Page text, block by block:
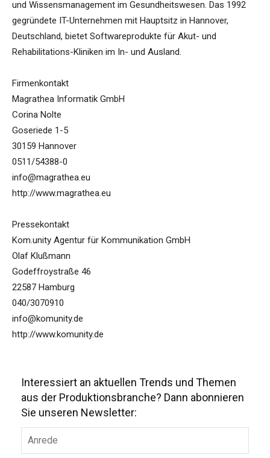
und Wissensmanagement im Gesundheitswesen. Das 1992
gegründete IT-Unternehmen mit Hauptsitz in Hannover,
Deutschland, bietet Softwareprodukte für Akut- und
Rehabilitations-Kliniken im In- und Ausland.
Firmenkontakt
Magrathea Informatik GmbH
Corina Nolte
Goseriede 1-5
30159 Hannover
0511/54388-0
info@magrathea.eu
http://www.magrathea.eu
Pressekontakt
Kom.unity Agentur für Kommunikation GmbH
Olaf Klußmann
Godeffroystraße 46
22587 Hamburg
040/3070910
info@komunity.de
http://www.komunity.de
Interessiert an aktuellen Trends und Themen
aus der Produktionsbranche? Dann abonnieren
Sie unseren Newsletter: